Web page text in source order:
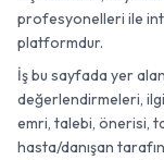
profesyonelleri ile
platformdur.
İş bu sayfada yer
değerlendirmeleri,
emri, talebi, önerisi,
hasta/danışan